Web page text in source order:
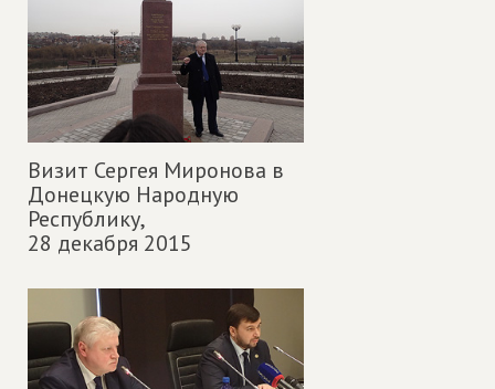
Визит Сергея Миронова в
Донецкую Народную
Республику,
28 декабря 2015